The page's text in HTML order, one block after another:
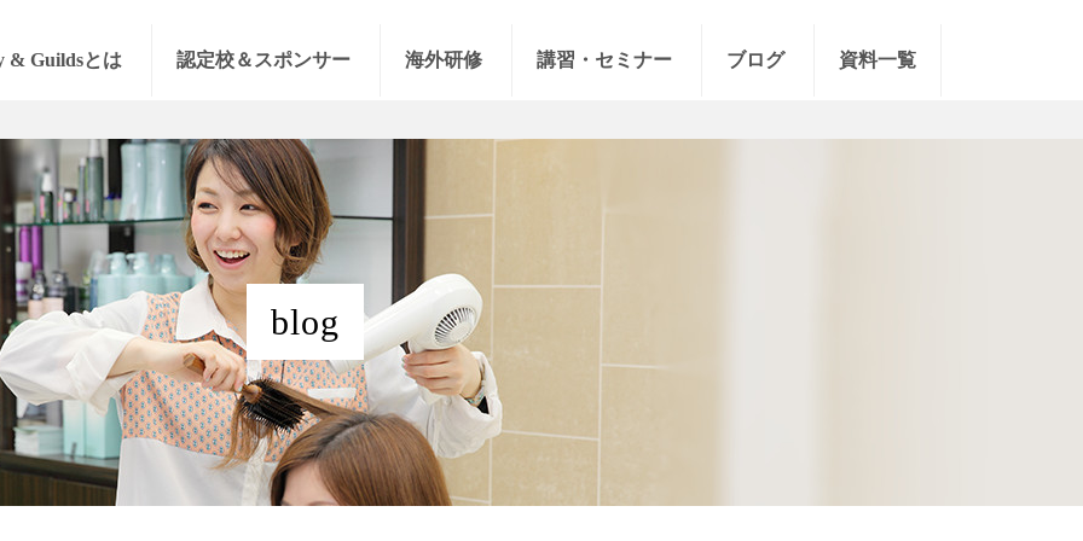
& Guildsとは 認定校＆スポンサー 海外研修 講習・セミナー ブログ 資料一覧
blog